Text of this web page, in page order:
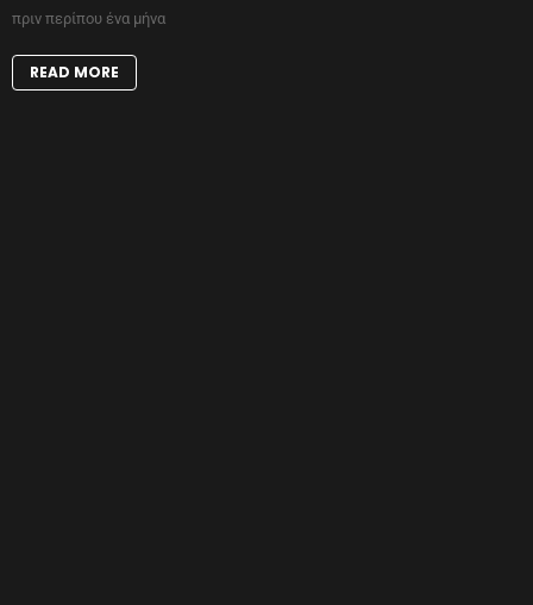
πριν περίπου ένα μήνα
READ MORE